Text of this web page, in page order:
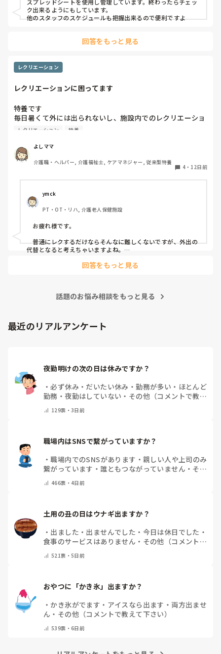
スプレッドシートを使用し管理しています。終わったらチェッ
ク出来るようにもしています。
他のスタッフのスケジュールも把握出来るので便利ですよ
回答をもっと見る
レクリエーション
レクリエーションに困ってます
特養です
毎日暑くて外には出られないし、施設内でのレクリエーショ
ンはどんな事をされてますか？
レクリエーション 特養
よしママ
介護職・ヘルパー, 介護福祉士, ケアマネジャー, 従来型特養
4・ 12日前
ymck
PT・OT・リハ, 介護老人保健施設
お疲れ様です。
普通にレクするだけならそんなに難しくないですが、外出の
代替となると考えちゃいますよね。
やったりしてます。いつも出さない炭酸飲料をお出しして、花
いい、なんて話も聞きました。予算があればやってみたいで
回答をもっと見る
話題のお悩み相談をもっと見る
最近のリアルアンケート
夜勤明けの次の日は休みですか？
・必ず休み・ だいたい休み ・勤務が多い ・ ほとんど
勤務 ・ 夜勤はしていない ・ その他（コメントで教え
129票・3日前
職場内はSNSで繋がっていますか？
・職場内でのSNSがあります ・ 親しい人や上司のみ
繋がっています ・ 誰ともつながっていません ・ その
466票・4日前
土用の丑の日はウナギ出ますか？
・ 出ました ・ 出ませんでした ・ 今日は休日でした ・
食事のサービスはありません ・ その他（コメントで
521票・5日前
おやつに「かき氷」出ますか？
・ かき氷がでます ・ アイスなら出ます ・両方出ませ
ん ・ その他（コメントで教えて下さい）
539票・ 6日前